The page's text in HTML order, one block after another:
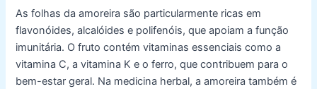
As folhas da amoreira são particularmente ricas em
flavonóides, alcalóides e polifenóis, que apoiam a função
imunitária. O fruto contém vitaminas essenciais como a
vitamina C, a vitamina K e o ferro, que contribuem para o
bem-estar geral. Na medicina herbal, a amoreira também é